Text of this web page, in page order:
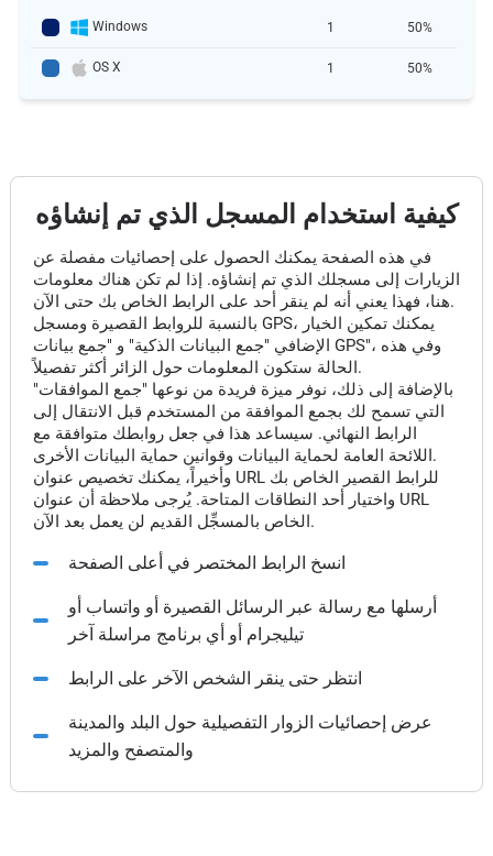
Windows 1 50%
OS X 1 50%
كيفية استخدام المسجل الذي تم إنشاؤه
في هذه الصفحة يمكنك الحصول على إحصائيات مفصلة عن
الزيارات إلى مسجلك الذي تم إنشاؤه. إذا لم تكن هناك معلومات
هنا، فهذا يعني أنه لم ينقر أحد على الرابط الخاص بك حتى الآن.
بالنسبة للروابط القصيرة ومسجل GPS، يمكنك تمكين الخيار
الإضافي "جمع البيانات الذكية" و "جمع بيانات GPS"، وفي هذه
الحالة ستكون المعلومات حول الزائر أكثر تفصيلاً.
بالإضافة إلى ذلك، نوفر ميزة فريدة من نوعها "جمع الموافقات"
التي تسمح لك بجمع الموافقة من المستخدم قبل الانتقال إلى
الرابط النهائي. سيساعد هذا في جعل روابطك متوافقة مع
اللائحة العامة لحماية البيانات وقوانين حماية البيانات الأخرى.
وأخيراً، يمكنك تخصيص عنوان URL للرابط القصير الخاص بك
واختيار أحد النطاقات المتاحة. يُرجى ملاحظة أن عنوان URL
الخاص بالمسجِّل القديم لن يعمل بعد الآن.
انسخ الرابط المختصر في أعلى الصفحة
أرسلها مع رسالة عبر الرسائل القصيرة أو واتساب أو
تيليجرام أو أي برنامج مراسلة آخر
انتظر حتى ينقر الشخص الآخر على الرابط
عرض إحصائيات الزوار التفصيلية حول البلد والمدينة
والمتصفح والمزيد